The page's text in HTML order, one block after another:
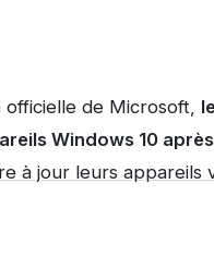
officielle de Microsoft,
Windows 10
à jour leurs appareils